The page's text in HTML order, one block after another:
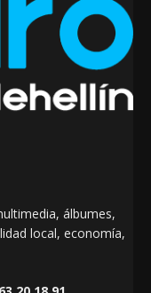
álbumes,
local, economía,